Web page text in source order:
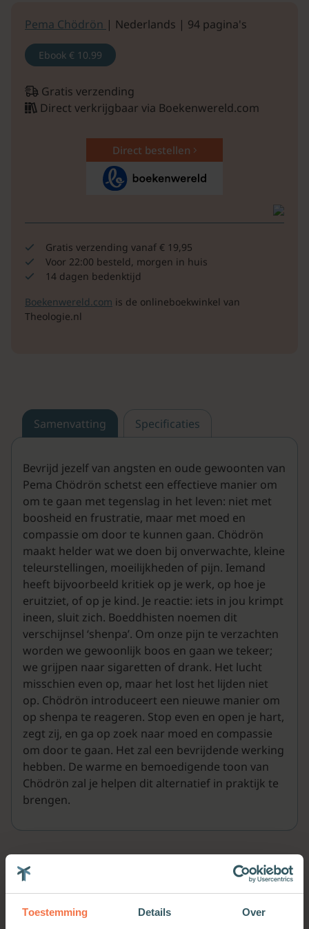
Toestemming Details Over
Pema Chödrön | Nederlands | 94 pagina's
Ebook € 10.99
Gratis verzending
Direct verkrijgbaar via Boekenwereld.com
Direct bestellen
Gratis verzending vanaf € 19,95
Voor 22:00 besteld, morgen in huis
14 dagen bedenktijd
Boekenwereld.com is de onlineboekwinkel van
Theologie.nl
Samenvatting Specificaties
Bevrijd jezelf van angsten en oude gewoonten van
Pema Chödrön schetst een effectieve manier om
om te gaan met tegenslag in het leven: niet met
boosheid en frustratie, maar met moed en
compassie om door te kunnen gaan. Chödrön
maakt helder wat we doen bij onverwachte, kleine
teleurstellingen, moeilijkheden of pijn. Iemand
heeft bijvoorbeeld kritiek op je werk, op hoe je
eruitziet, of op je kind. Je reactie: iets in jou krimpt
ineen, sluit zich. Boeddhisten noemen dit
verschijnsel ‘shenpa’. Om onze pijn te verzachten
worden we gewoonlijk boos en gaan we tekeer;
we grijpen naar sigaretten of drank. Het lucht
misschien even op, maar het lost het lijden niet
op. Chödrön introduceert een nieuwe manier om
op shenpa te reageren. Stop even en open je hart,
zegt zij, en ga op zoek naar moed en compassie
om door te gaan. Het zal een bevrijdende werking
hebben. De warme en bemoedigende toon van
Chödrön zal je helpen dit alternatief in praktijk te
brengen.
Meer van deze auteur